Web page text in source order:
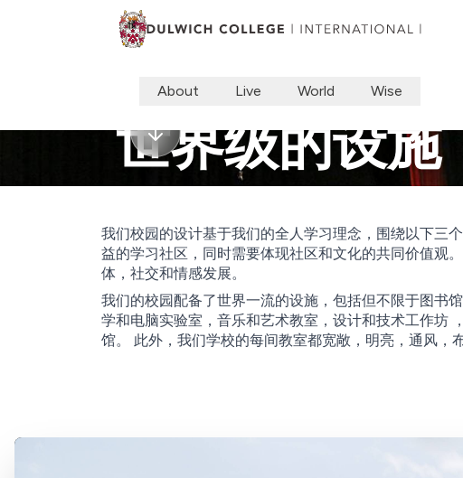
About Live World Wise
世界级的设施
我们校园的设计基于我们的全人学习理念，围绕以下三
益的学习社区，同时需要体现社区和文化的共同价值观
体，社交和情感发展。
我们的校园配备了世界一流的设施，包括但不限于图书
学和电脑实验室，音乐和艺术教室，设计和技术工作坊 ，
馆。 此外，我们学校的每间教室都宽敞，明亮，通风，